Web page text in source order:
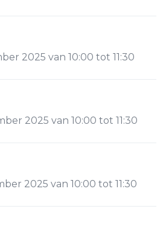
2025 van 10:00 tot 11:30
2025 van 10:00 tot 11:30
2025 van 10:00 tot 11:30